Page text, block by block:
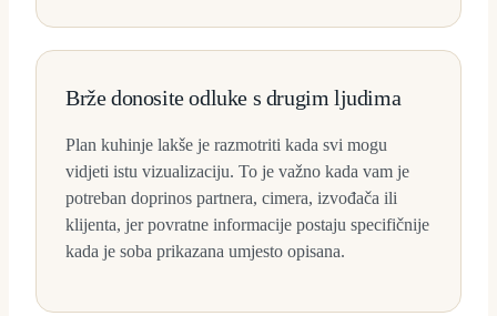
Brže donosite odluke s drugim ljudima
Plan kuhinje lakše je razmotriti kada svi mogu
vidjeti istu vizualizaciju. To je važno kada vam je
potreban doprinos partnera, cimera, izvođača ili
klijenta, jer povratne informacije postaju specifičnije
kada je soba prikazana umjesto opisana.